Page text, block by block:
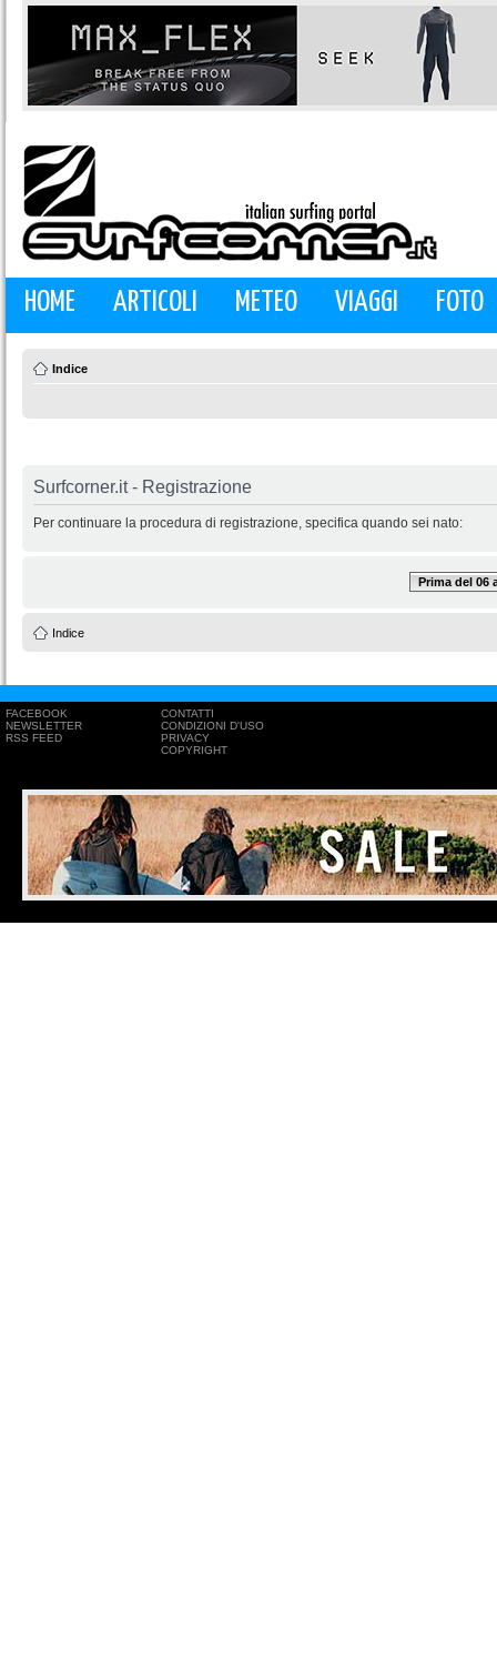
HOME ARTICOLI METEO VIAGGI FOTO
Indice
Surfcorner.it - Registrazione
Per continuare la procedura di registrazione, specifica quando sei nato:
Prima del 06
Indice
FACEBOOK
NEWSLETTER
RSS FEED
CONTATTI
CONDIZIONI D'USO
PRIVACY
COPYRIGHT